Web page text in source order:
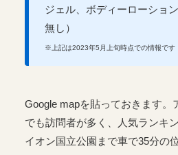
ジェル、ボディーローショ
無し）
※上記は2023年5月上旬時点での情報です
Google mapを貼っておきます。
でも訪問者が多く、人気ランキ
イオン国立公園まで車で35分の